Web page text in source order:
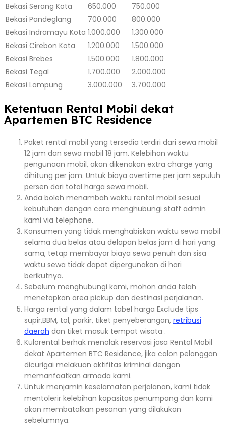
Bekasi Serang Kota 650.000
750.000
Bekasi Pandeglang 700.000
800.000
Bekasi Indramayu Kota 1.000.000
1.300.000
Bekasi Cirebon Kota 1.200.000
1.500.000
Bekasi Brebes 1.500.000
1.800.000
Bekasi Tegal 1.700.000
2.000.000
Bekasi Lampung 3.000.000 3.700.000
Ketentuan Rental Mobil dekat
Apartemen BTC Residence
Paket rental mobil yang tersedia terdiri dari sewa mobil
12 jam dan sewa mobil 18 jam. Kelebihan waktu
pengunaan mobil, akan dikenakan extra charge yang
dihitung per jam. Untuk biaya overtime per jam sepuluh
persen dari total harga sewa mobil.
Anda boleh menambah waktu rental mobil sesuai
kebutuhan dengan cara menghubungi staff admin
kami via telephone.
Konsumen yang tidak menghabiskan waktu sewa mobil
selama dua belas atau delapan belas jam di hari yang
sama, tetap membayar biaya sewa penuh dan sisa
waktu sewa tidak dapat dipergunakan di hari
berikutnya.
Sebelum menghubungi kami, mohon anda telah
menetapkan area pickup dan destinasi perjalanan.
Harga rental yang dalam tabel harga Exclude tips
supir,BBM, tol, parkir, tiket penyeberangan, retribusi
daerah dan tiket masuk tempat wisata .
Kulorental berhak menolak reservasi jasa Rental Mobil
dekat Apartemen BTC Residence, jika calon pelanggan
dicurigai melakuan aktifitas kriminal dengan
memanfaatkan armada kami.
Untuk menjamin keselamatan perjalanan, kami tidak
mentolerir kelebihan kapasitas penumpang dan kami
akan membatalkan pesanan yang dilakukan
sebelumnya.